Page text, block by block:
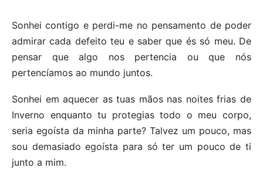
Sonhei contigo e perdi-me no pensamento de poder
admirar cada defeito teu e saber que és só meu. De
pensar que algo nos pertencia ou que nós
pertencíamos ao mundo juntos.
Sonhei em aquecer as tuas mãos nas noites frias de
Inverno enquanto tu protegias todo o meu corpo,
seria egoísta da minha parte? Talvez um pouco, mas
sou demasiado egoísta para só ter um pouco de ti
junto a mim.